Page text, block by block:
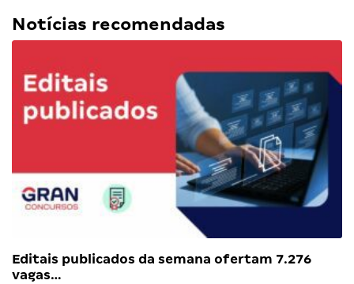
Notícias recomendadas
Editais publicados da semana ofertam 7.276
vagas…